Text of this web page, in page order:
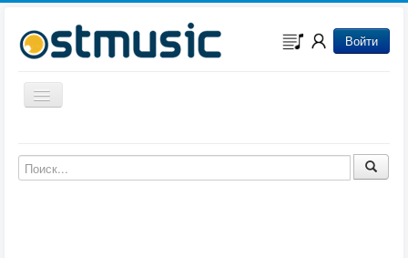
Войти
Включить/выключить навигацию
Музыка из мультфильмов
Музыка из сериалов